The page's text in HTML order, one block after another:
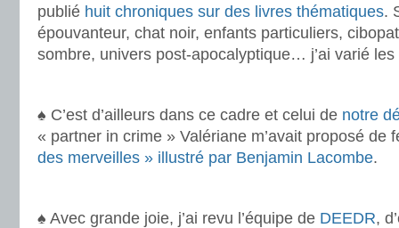
publié huit chroniques sur des livres thématiques.
épouvanteur, chat noir, enfants particuliers,
sombre, univers post-apocalyptique… j’ai varié les
♠ C’est d’ailleurs dans ce cadre et celui de notre
« partner in crime » Valériane m’avait proposé de
des merveilles » illustré par Benjamin Lacombe.
♠ Avec grande joie, j’ai revu l’équipe de DEEDR,